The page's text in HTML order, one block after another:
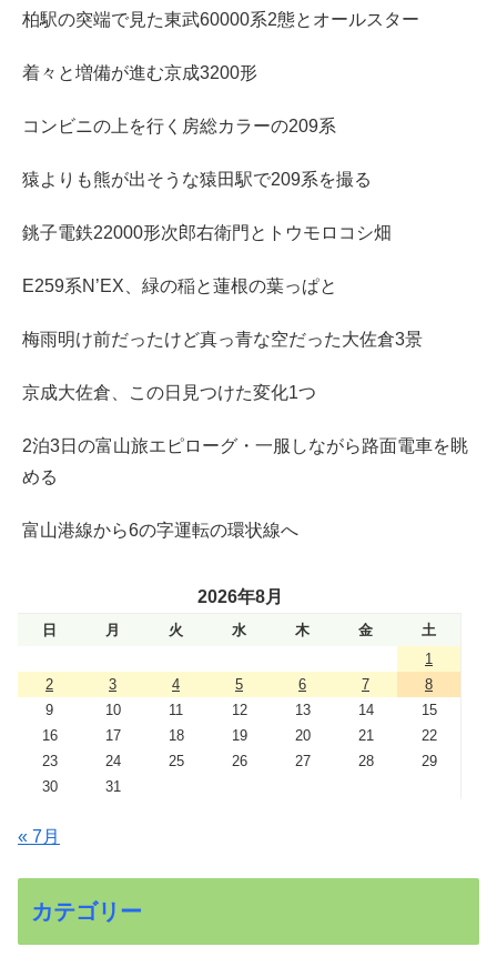
柏駅の突端で見た東武60000系2態とオールスター
着々と増備が進む京成3200形
コンビニの上を行く房総カラーの209系
猿よりも熊が出そうな猿田駅で209系を撮る
銚子電鉄22000形次郎右衛門とトウモロコシ畑
E259系N’EX、緑の稲と蓮根の葉っぱと
梅雨明け前だったけど真っ青な空だった大佐倉3景
京成大佐倉、この日見つけた変化1つ
2泊3日の富山旅エピローグ・一服しながら路面電車を眺
める
富山港線から6の字運転の環状線へ
2026年8月
日 月 火 水 木 金
土
1
2
3 4 5 6 7
8
9
10 11 12 13 14
15
16
17 18 19 20 21
22
23
24 25 26 27 28
29
30
31
« 7月
カテゴリー